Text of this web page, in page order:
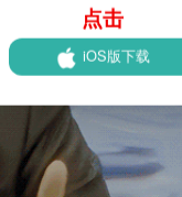
点击
iOS版下载